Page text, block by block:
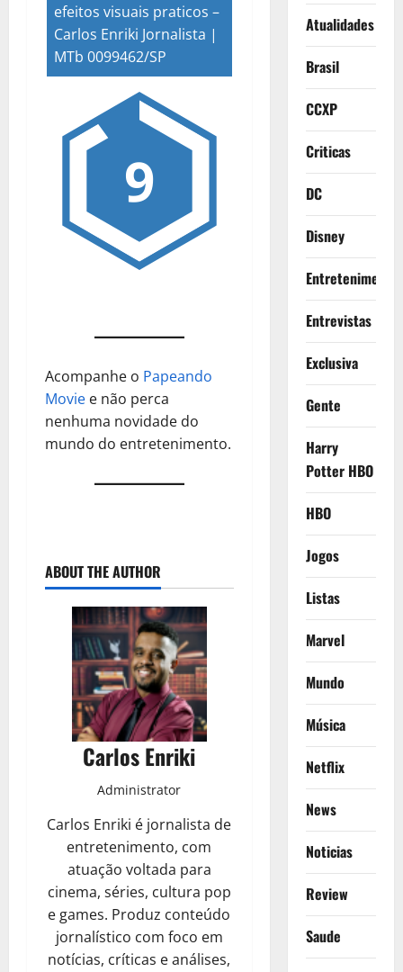
efeitos visuais praticos –
Carlos Enriki Jornalista |
MTb 0099462/SP
9
Acompanhe o Papeando
Movie e não perca
nenhuma novidade do
mundo do entretenimento.
ABOUT THE AUTHOR
Carlos Enriki
Administrator
Carlos Enriki é jornalista de
entretenimento, com
atuação voltada para
cinema, séries, cultura pop
e games. Produz conteúdo
jornalístico com foco em
notícias, críticas e análises,
Atualidades
Brasil
CCXP
Criticas
DC
Disney
Entretenimento
Entrevistas
Exclusiva
Gente
Harry
Potter HBO
HBO
Jogos
Listas
Marvel
Mundo
Música
Netflix
News
Noticias
Review
Saude